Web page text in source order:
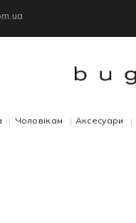
Чоловікам Аксесуари